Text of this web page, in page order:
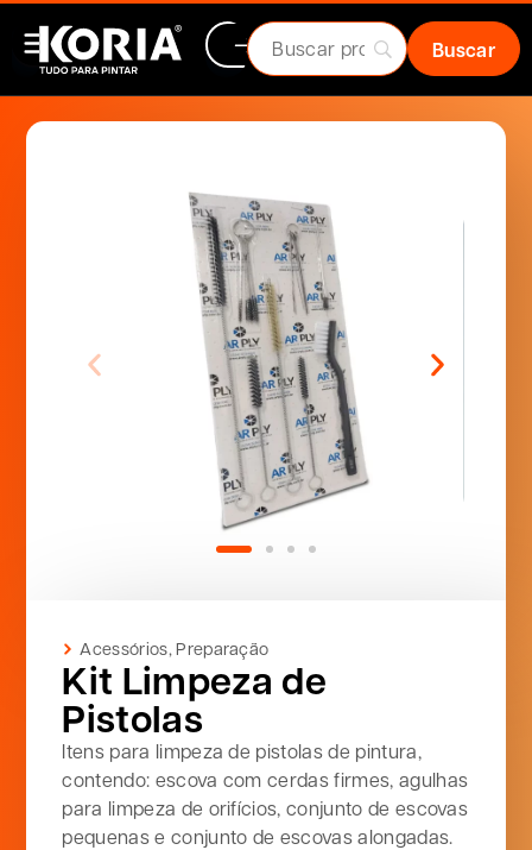
Acessórios,Preparação
Kit Limpeza de
Pistolas
Itens para limpeza de pistolas de pintura,
contendo: escova com cerdas firmes, agulhas
para limpeza de orifícios, conjunto de escovas
pequenas e conjunto de escovas alongadas.